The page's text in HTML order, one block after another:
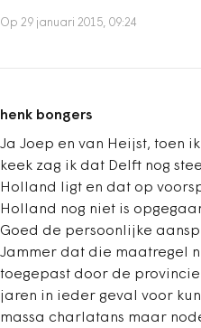
Op 29 januari 2015, 09:24
henk bongers
Ja Joep en van Heijst, toen
keek zag ik dat Delft nog
Holland ligt en dat op
Holland nog niet is
Goed de persoonlijke
Jammer dat die maatregel
toegepast door de
jaren in ieder geval voor
massa charlatans maar